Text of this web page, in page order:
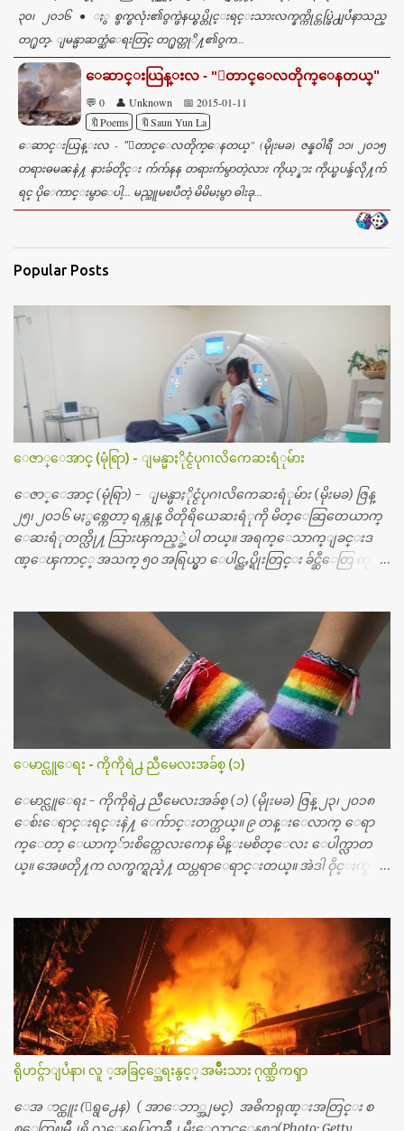
၃၀၊ ၂၀၁၆ ● ႏွစ္ဖက္စလုံး၏ဝွက္ဖဲနယ္စပ္တိုင္းရင္းသားလက္နက္ကိုင္တပ္ဖြဲ႕ျပႆနာသည္
တ႐ုတ္- ျမန္မာဆက္ဆံေရးတြင္ တ႐ုတ္တုိ႔၏ဝွက...
ေဆာင္းယြန္းလ - "ေတာင္ေလတိုက္ေနတယ္"
💬 0 👤 Unknown
📅 2015-01-11
🔖Poems
🔖Saun Yun La
ေဆာင္းယြန္းလ - "ေတာင္ေလတိုက္ေနတယ္" (မိုုးမခ) ဇန္န၀ါရီ ၁၁၊ ၂၀၁၅
တရားဓမၼနဲ႔ နားခ်တိုင္း က်က်နန တရားက်မွာတဲ့လား ကိုယ့္နား ကိုယ္ၿပန္ခ်လို႔က်
ရင္ ပိုေကာင္းမွာေပါ့... မည္သူမၿပဳတဲ့ မိမိမႈမွာ ဓါးခု...
Popular Posts
ေဇာ္ေအာင္ (မုံရြာ) - ျမန္မာႏိုင္ငံပုဂၢလိကေဆးရံုမ်ား
ေဇာ္ေအာင္ (မုံရြာ) - ျမန္မာႏိုင္ငံပုဂၢလိကေဆးရံုမ်ား (မိုးမခ) ဇြန္
၂၅၊ ၂၀၁၆ မႏွစ္ကေတာ့ ရန္ကုန္ ဝိတိုရိယေဆးရံုကို မိတ္ေဆြတေယာက္
ေဆးရံုတက္လို႔ သြားၾကည့္ခဲ့ပါ တယ္။ အရက္ေသာက္ျခင္းဒ
ဏ္ေၾကာင့္ အသက္ ၅၀ အရြယ္မွာ ေပါင္ညႇပ္ရိုးတြင္း ခ်င္ဆီေတြ ကုန္ခ
စၿပီး၊ အာရွေတာ္ဝင္ခြဲစိတ္ခန္းကို ငွားရမ္းခြဲစိတ္ အရိုးအစားထိုးကုပါတ
ယ္။ ေဆးစစ္၊ေဆးဝယ္၊ ခြဲစိတ္ကု၊ အရိုးအစားထိုးပစၥည္း စတဲ့စရိ
တ္ေတြနဲ႔ေဆးရံုမွာ ၂ ပတ္ေနထိုင္စရိတ္ သိန္း ၇၀ ေလာက္ ကုန္သြား
ပါတယ္။ သူငယ္ခ်င္းျဖစ္သူကို လာေတြ႔ရင္း ဟိုတယ္လို သန္႔ရွင္းသ
ပ္ရပ္တဲ့ ဝိတိုရိယေဆးရံုမွာ စီတီစကင္ နဲ႔ အမ္အာအိုင္1 စက္ခန္းကိုေ
တြ႔လို႔ေမးၾကည့္ေတာ့ တခါစမ္းရင္ က်ပ္တသိန္းေက်ာ္ က်သင့္
တယ္သိရပါတယ္။ တခါတေလ ကိုယ္လက္ေျခ၊ ဦးေႏွာက္ေတြ အေသး
စိတ္ၾကည့္လိုရင္ ဒီစက္ၾကီးေတြနဲ႔ စမ္းသပ္ရပါတယ္။ ခႏၱာကိုယ္အစိတ္ပို
င္း ကလီစာေတြကိုၾကည့္ရႈတဲ့ အာလထရာေဆာင္း2 စက္ေတြ
ကေတာ့ ေစ်းသိပ္မႀကီးလို႔ ျမန္မာျပည္ေဆးရံုတိုင္းရွိပါတယ္။
တစ္ခါစမ္းရင္ က်ပ္တစ္ေသာင္းေလာက္ က်သင့္ပါတယ္။ စာေရးသူ လြ
န္ခဲ့တဲ့ (၂)...
ေမာင္လူေရး - ကိုကိုရဲ႕ ညီမေလးအခ်စ္ (၁)
ေမာင္လူေရး - ကိုကိုရဲ႕ ညီမေလးအခ်စ္ (၁) (မိုုးမခ) ဇြန္ ၂၃၊ ၂၀၁၈
ေစ်းေရာင္းရင္းနဲ႔ ေက်ာင္းတက္တယ္။ ၉ တန္းေလာက္ ေရာ
က္ေတာ့ ေယာက္်ားစိတ္ကေလးကေန မိန္းမစိတ္ေလး ေပါက္လာတ
ယ္။ အေဖတို႔က လက္ဖက္ရည္နဲ႔ ထပ္တရာေရာင္းတယ္။ အဲဒါ ဝိုင္းကူ
တယ္။ ပန္းပန္တယ္။ မိန္းကေလး အဝတ္အစားေတြကိုလည္း ခုိးဝတ္တ
ယ္။ မိန္းမစိတ္ရွိေတာ့ ရွိေပမယ့္ ကိုယ့္ကိုယ္ကို မိန္းမစိတ္ေပါက္မွန္း
သိတာက ၉ တန္း၊ ၁၀ တန္းေလာက္ကမွ။ ညီအစ္ကို ေမာင္နွမ အားလံုး ၆
ေယာက္ရွိတယ္။ အစ္ကို ၃ ေယာက္၊ အစ္မ ႏွစ္ေယာက္။ အစ္ကိုေတြက
လည္း သူ႔ အေပါင္းအသင္းနဲ႔ သူဆိုေတာ့ အမေတြနဲ႔ဘဲ ေပါ
င္းတယ္။ ျပီးေတာ့ အေဖကလည္း ေယာက္်ားဆုိ ေယာ
က္်ားေလးလုိဘဲ ေနေစခ်င္တယ္။ အေဖ့ကို ေၾကာက္လည္း ေၾကာ
က္ရတယ္။ ေယာက္်ားဘဝဆုိတာ ျမင့္ျမတ္တယ္ေပါ့။ ေယာ
က္်ားေလး စိတ္လည္း ရွိေအာင္ ဘာသာေရးလည္း လုိက္စားေအာင္
တန္ခူးလဆုိ တစ္လလံုး ကိုရင္ ဝတ္ခုိင္းတယ္။ ေက်ာင္းမွာဆုိရင္ ေ
ရိုဟင္ဂ်ာျပႆနာ၊ လူ ့အခြင့္အေရးနွင့္ အမ်ိဳးသား ဂုဏ္သိကၡာ
ေအ ာင္ထူး (ေရွ႕ေန) ( အာေဘာ္အျမင္) အဓိကရုဏ္းအတြင္း စ